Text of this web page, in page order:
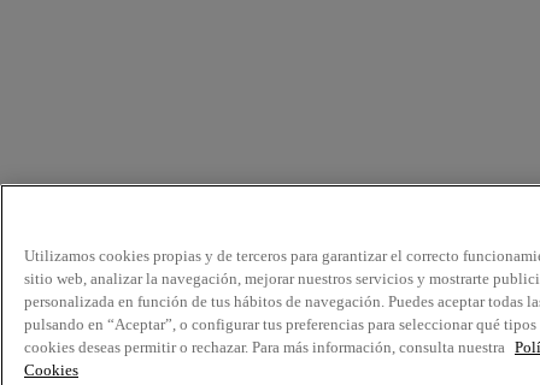
Utilizamos cookies propias y de terceros para garantizar el correcto
sitio web, analizar la navegación, mejorar nuestros servicios y mostrarte
personalizada en función de tus hábitos de navegación. Puedes aceptar todas
pulsando en “Aceptar”, o configurar tus preferencias para seleccionar qué tipos
cookies deseas permitir o rechazar. Para más información, consulta nuestra
Cookies